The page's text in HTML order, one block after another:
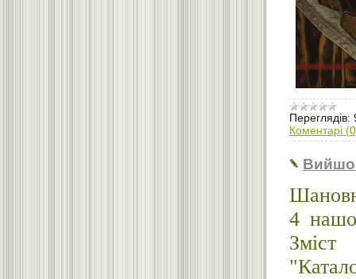
Переглядів:
Коментарі
4